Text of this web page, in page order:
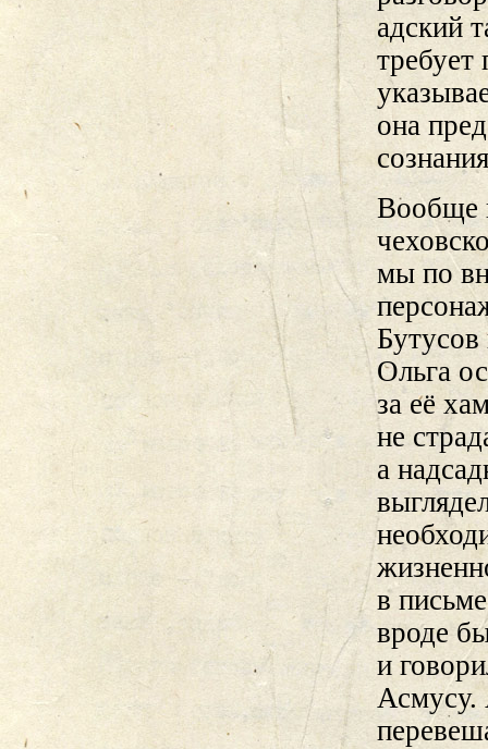
адский
она
Вообще
мы по
Ольга
за её
не
а
в
вроде
и
Асмусу.